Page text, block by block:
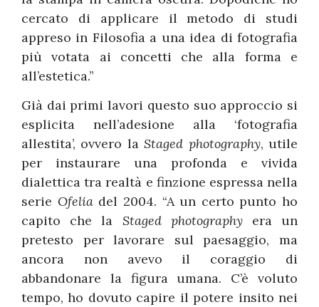
cercato di applicare il metodo di studi
appreso in Filosofia a una idea di fotografia
più votata ai concetti che alla forma e
all’estetica.”
Già dai primi lavori questo suo approccio si
esplicita nell’adesione alla ‘fotografia
allestita’, ovvero laStaged photography, utile
per instaurare una profonda e vivida
dialettica tra realtà e finzione espressa nella
serie Ofelia del 2004. “A un certo punto ho
capito che la Staged photography era un
pretesto per lavorare sul paesaggio, ma
ancora non avevo il coraggio di
abbandonare la figura umana. C’è voluto
tempo, ho dovuto capire il potere insito nei